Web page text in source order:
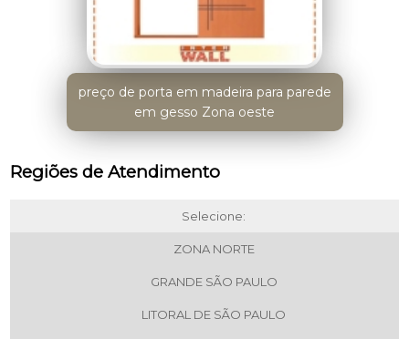
preço de porta em madeira para parede
em gesso Zona oeste
Regiões de Atendimento
Selecione:
ZONA NORTE
GRANDE SÃO PAULO
LITORAL DE SÃO PAULO